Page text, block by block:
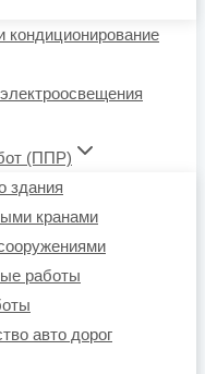
кондиционирование
(ППР)
здания
кранами
работы
авто дорог